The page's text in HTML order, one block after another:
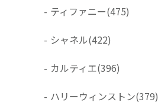
- ティファニー(475)
- シャネル(422)
- カルティエ(396)
- ハリーウィンストン(379)